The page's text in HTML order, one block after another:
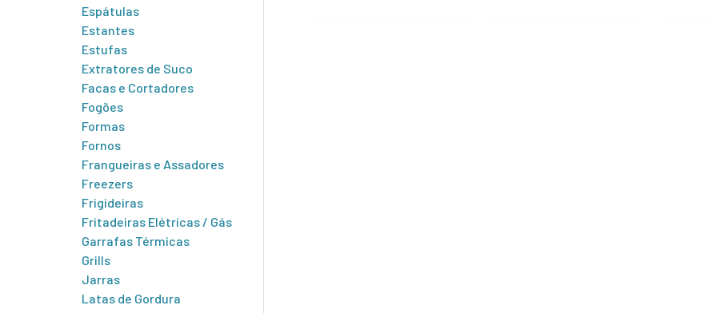
Espátulas
Estantes
Estufas
Extratores de Suco
Facas e Cortadores
Fogões
Formas
Fornos
Frangueiras e Assadores
Freezers
Frigideiras
Fritadeiras Elétricas / Gás
Garrafas Térmicas
Grills
Jarras
Latas de Gordura